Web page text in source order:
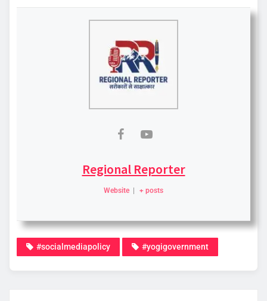
Regional Reporter
Website | + posts
#socialmediapolicy #yogigovernment